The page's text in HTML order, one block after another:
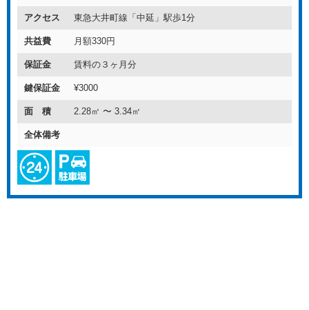
アクセス 東急大井町線「中延」駅歩1分
共益費 月額330円
保証金 賃料の３ヶ月分
鍵保証金 ¥3000
面 積 2.28㎡ 〜 3.34㎡
全体備考